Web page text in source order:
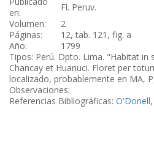
en:
Fl. Peruv.
Volumen:
2
Páginas:
12, tab. 121, fig. a
Año:
1799
Tipos: Perú. Dpto. Lima. "Habitat in
Chancay et Huanuci. Floret per
localizado, probablemente en MA,
Observaciones:
Referencias Bibliográficas: O'Donell,